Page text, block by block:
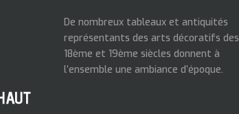
De nombreux tableaux et antiquités
représentants des arts décoratifs des
18ème et 19ème siècles donnent à
l’ensemble une ambiance d’époque.